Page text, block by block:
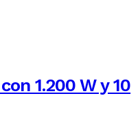
1.200 W y 10